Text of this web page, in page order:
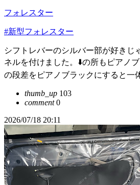
フォレスター
#新型フォレスター
シフトレバーのシルバー部が好きじ
ネルを付けました。⬇️の所もピアノ
の段差をピアノブラックにすると一
thumb_up 103
comment0
2026/07/18 20:11